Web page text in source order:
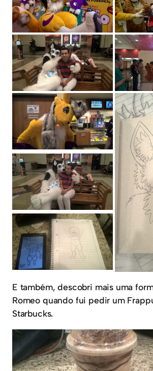
E também, descobri mais uma
Romeo quando fui pedir um
Starbucks.